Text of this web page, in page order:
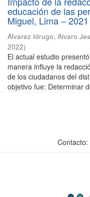
educación de las
Miguel, Lima – 2021
Alvarez Idrugo, Alvaro
2022)
El actual estudio
manera influye la
de los ciudadanos del
objetivo fue: Determinar
Contacto: